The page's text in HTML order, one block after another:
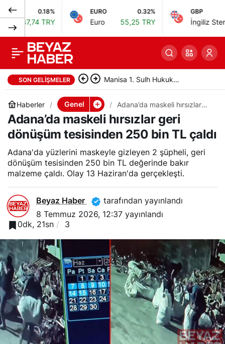
0.18%
TRY
EURO
Euro 55,25 TRY
GBP
İngiliz Sterlini
SON GELIŞMELER Manisa 1. Sulh Hukuk
çıkardı
Haberler Genel
Adana’da maskeli hırsızlar
geri dönüşüm tesisinden 250
bin TL çaldı
Adana’da maskeli hırsızlar geri
dönüşüm tesisinden 250 bin TL çaldı
Adana'da yüzlerini maskeyle gizleyen 2 şüpheli, geri
dönüşüm tesisinden 250 bin TL değerinde bakır
malzeme çaldı. Olay 13 Haziran'da gerçekleşti.
Beyaz Haber
tarafından yayınlandı
8 Temmuz 2026, 12:37 yayınlandı
0dk, 21sn
3
Şanlıurfa’da eşinin
tabancayla vurduğu
kadın hayatını
0 Paylaş